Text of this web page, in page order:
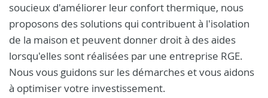
soucieux d'améliorer leur confort thermique, nous
proposons des solutions qui contribuent à l'isolation
de la maison et peuvent donner droit à des aides
lorsqu'elles sont réalisées par une entreprise RGE.
Nous vous guidons sur les démarches et vous aidons
à optimiser votre investissement.